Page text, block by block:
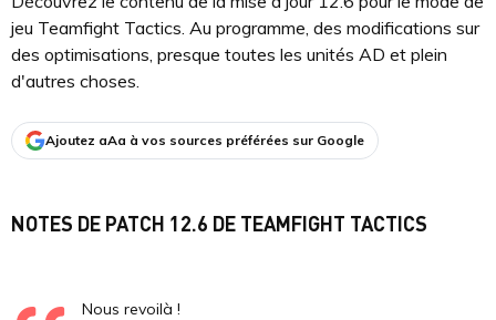
jeu Teamfight Tactics. Au programme, des modifications sur
des optimisations, presque toutes les unités AD et plein
d'autres choses.
Ajoutez aAa à vos sources préférées sur Google
NOTES DE PATCH 12.6 DE TEAMFIGHT TACTICS
Nous revoilà !